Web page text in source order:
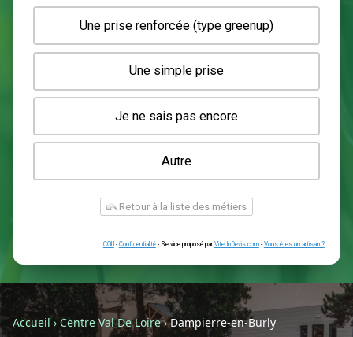
Une wallbox en triphasé (22kW)
Une wallbox en monophasé (7kW)
Une prise renforcée (type greenup)
Une simple prise
Je ne sais pas encore
Autre
Accueil› Centre Val De Loire›Dampierre-en-Burly